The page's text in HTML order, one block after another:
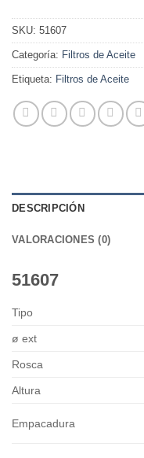
SKU: 51607
Categoría: Filtros de Aceite
Etiqueta: Filtros de Aceite
DESCRIPCIÓN
VALORACIONES (0)
51607
Tipo
ø ext
Rosca
Altura
Empacadura